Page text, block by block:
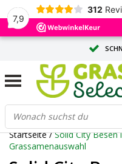
7,9
312
MASSGESCHNEIDERTE
GROSSE
Startseite/Solid City Besen
Grassamenauswahl